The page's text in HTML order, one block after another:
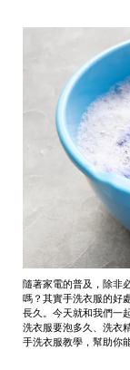
隨著家電的普及，除非
嗎？其實手洗衣服的好
長久。今天就和我們一
洗衣服要泡多久、洗衣
手洗衣服教學，幫助你